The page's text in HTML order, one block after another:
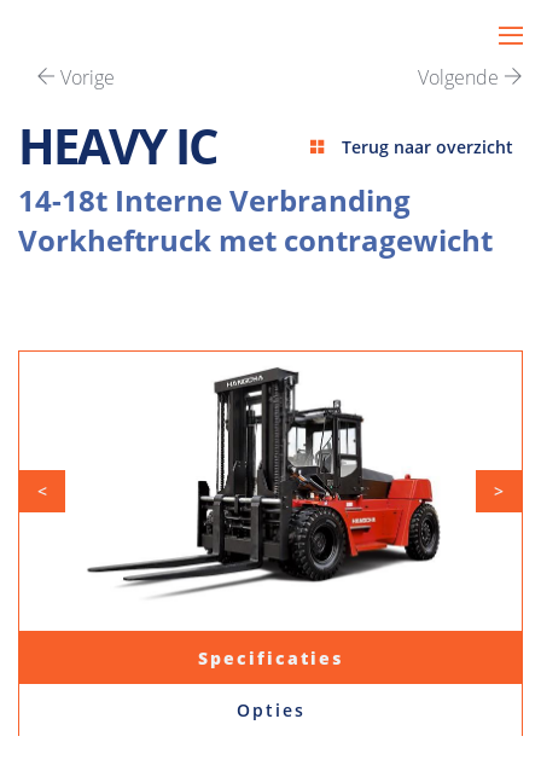
Vorige Volgende
Terug naar overzicht
HEAVY IC
14-18t Interne Verbranding
Vorkheftruck met contragewicht
< >
Specificaties
Opties